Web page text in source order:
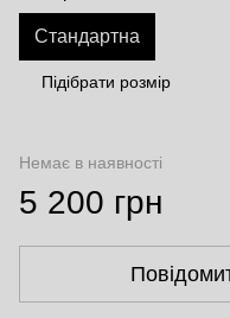
Стандартна
Підібрати розмір
Немає в наявності
5 200 грн